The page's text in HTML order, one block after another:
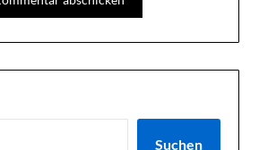
Suchen